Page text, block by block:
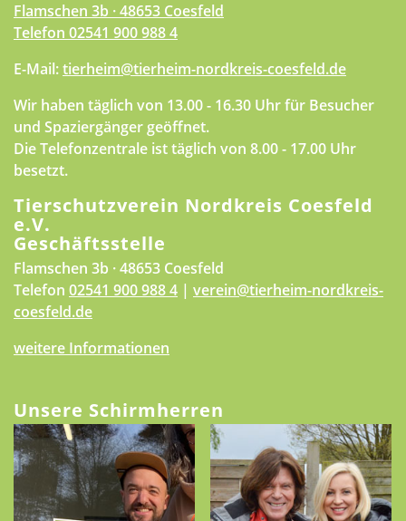
Flamschen 3b · 48653 Coesfeld
Telefon 02541 900 988 4
E-Mail:tierheim@tierheim-nordkreis-coesfeld.de
Wir haben täglich von 13.00 - 16.30 Uhr für Besucher
und Spaziergänger geöffnet.
Die Telefonzentrale ist täglich von 8.00 - 17.00 Uhr
besetzt.
Tierschutzverein Nordkreis Coesfeld
e.V.
Geschäftsstelle
Flamschen 3b · 48653 Coesfeld
Telefon 02541 900 988 4 | verein@tierheim-nordkreis-
coesfeld.de
weitere Informationen
Unsere Schirmherren